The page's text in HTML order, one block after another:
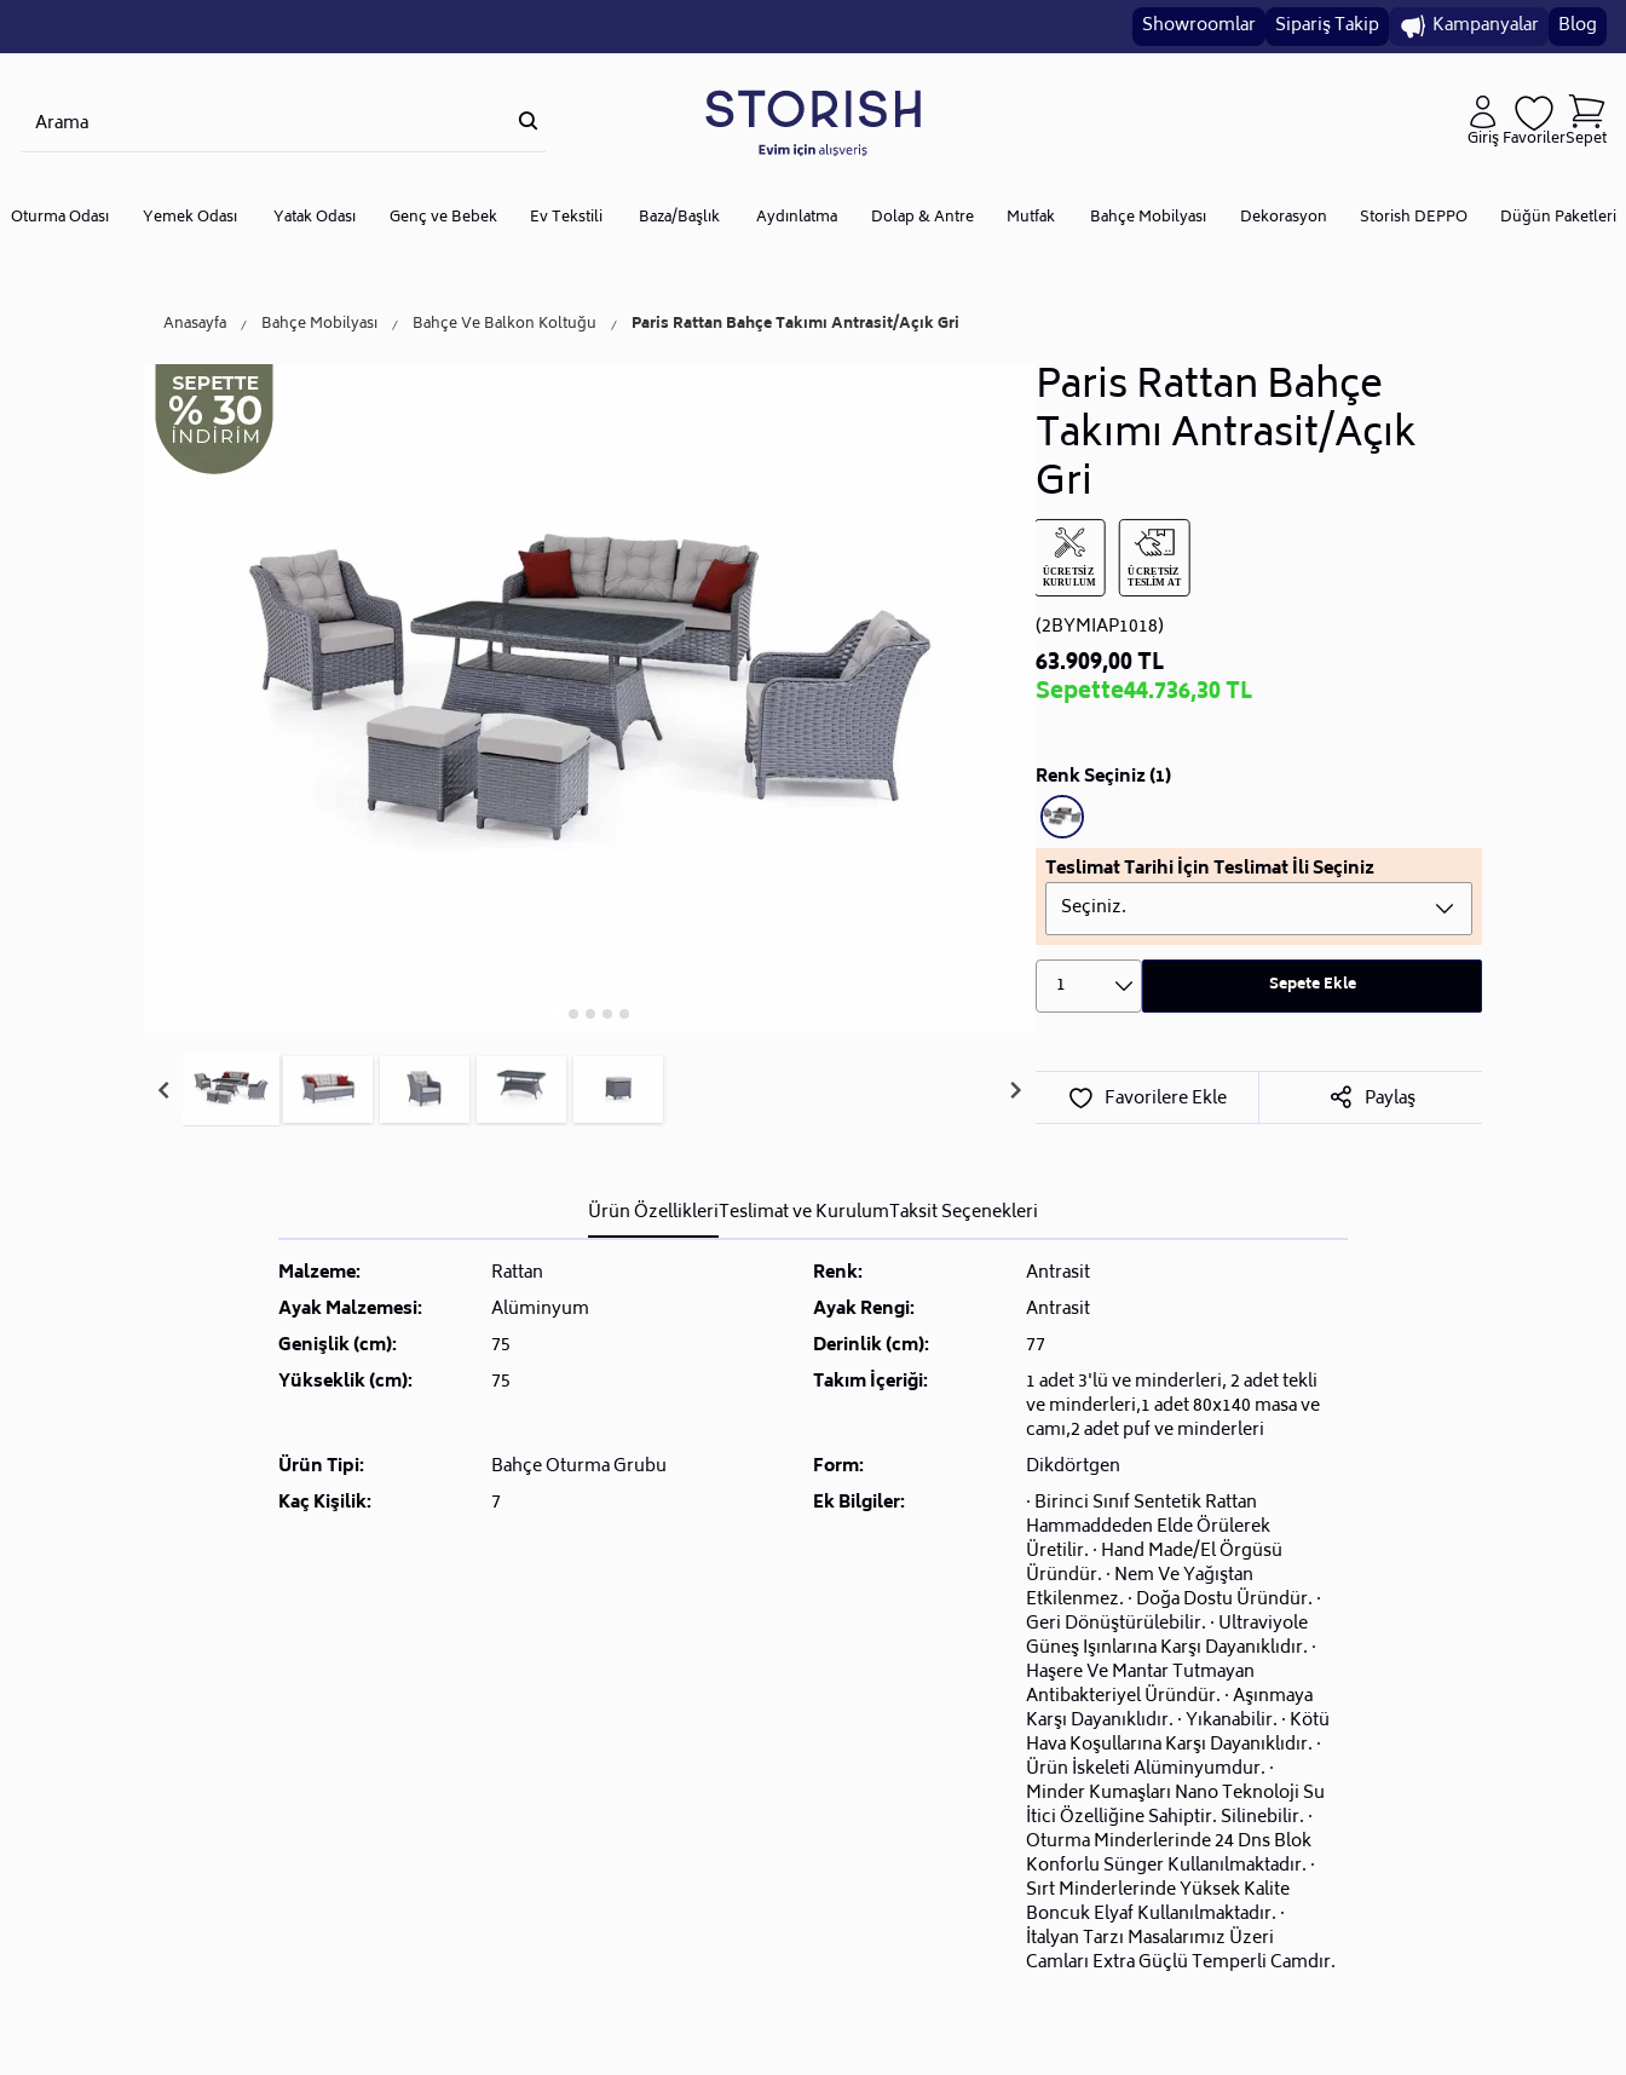
Showroomlar Sipariş Takip Kampanyalar Blog
GirişFavorilerSepet
Oturma Odası Yemek Odası Yatak Odası Genç ve Bebek Ev Tekstili Baza/Başlık Aydınlatma Dolap & Antre Mutfak Bahçe Mobilyası Dekorasyon Storish DEPPO Düğün Paketleri
Anasayfa Bahçe Mobilyası Bahçe Ve Balkon Koltuğu Paris Rattan Bahçe Takımı Antrasit/Açık Gri
Paris Rattan Bahçe
Takımı Antrasit/Açık
Gri
(2BYMIAP1018)
63.909,00 TL
Sepette44.736,30 TL
Renk Seçiniz (1)
Teslimat Tarihi İçin Teslimat İli Seçiniz
Seçiniz.
1 Sepete Ekle
Favorilere Ekle Paylaş
Ürün ÖzellikleriTeslimat ve KurulumTaksit Seçenekleri
Malzeme:
Rattan Renk:
Antrasit
Ayak Malzemesi:
Alüminyum Ayak Rengi:
Antrasit
Genişlik (cm):
75 Derinlik (cm):
77
Yükseklik (cm):
75 Takım İçeriği:
1 adet 3'lü ve minderleri, 2 adet tekli
ve minderleri,1 adet 80x140 masa ve
camı,2 adet puf ve minderleri
Ürün Tipi:
Bahçe Oturma Grubu Form:
Dikdörtgen
Kaç Kişilik:
7 Ek Bilgiler:
· Birinci Sınıf Sentetik Rattan
Hammaddeden Elde Örülerek
Üretilir. · Hand Made/El Örgüsü
Üründür. · Nem Ve Yağıştan
Etkilenmez. · Doğa Dostu Üründür. ·
Geri Dönüştürülebilir. · Ultraviyole
Güneş Işınlarına Karşı Dayanıklıdır. ·
Haşere Ve Mantar Tutmayan
Antibakteriyel Üründür. · Aşınmaya
Karşı Dayanıklıdır. · Yıkanabilir. · Kötü
Hava Koşullarına Karşı Dayanıklıdır. ·
Ürün İskeleti Alüminyumdur. ·
Minder Kumaşları Nano Teknoloji Su
İtici Özelliğine Sahiptir. Silinebilir. ·
Oturma Minderlerinde 24 Dns Blok
Konforlu Sünger Kullanılmaktadır. ·
Sırt Minderlerinde Yüksek Kalite
Boncuk Elyaf Kullanılmaktadır. ·
İtalyan Tarzı Masalarımız Üzeri
Camları Extra Güçlü Temperli Camdır.